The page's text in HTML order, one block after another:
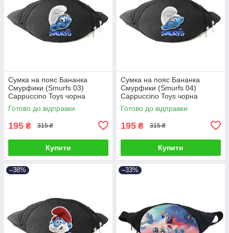
Сумка на пояс Бананка
Смурфики (Smurfs 03)
Cappuccino Toys чорна
Готово до відправки
195 ₴ 315 ₴
Купити
Сумка на пояс Бананка
Смурфики (Smurfs 04)
Cappuccino Toys чорна
Готово до відправки
195 ₴ 315 ₴
Купити
–38% –33%